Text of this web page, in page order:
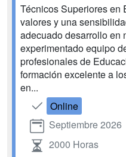
Técnicos Superiores en
valores y una
adecuado desarrollo en
experimentado equipo
profesionales de
formación excelente a
en...
Online
Septiembre 2026
2000 Horas